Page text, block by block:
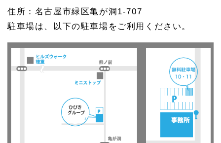
住所：名古屋市緑区亀が洞1-707
駐車場は、以下の駐車場をご利用ください。